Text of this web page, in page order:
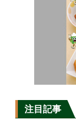
注目記事